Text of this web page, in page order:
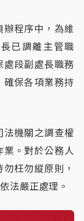
程序中，為維
已調離主管職
處段副處長職務
確保各項業務持
法機關之調查權
。對於公務人
枉勿縱原則，
法嚴正處理。